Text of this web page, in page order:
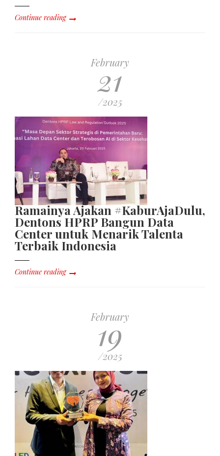
Continue reading
February
21
/2025
Ramainya Ajakan #KaburAjaDulu,
Dentons HPRP Bangun Data
Center untuk Menarik Talenta
Terbaik Indonesia
Continue reading
February
19
/2025